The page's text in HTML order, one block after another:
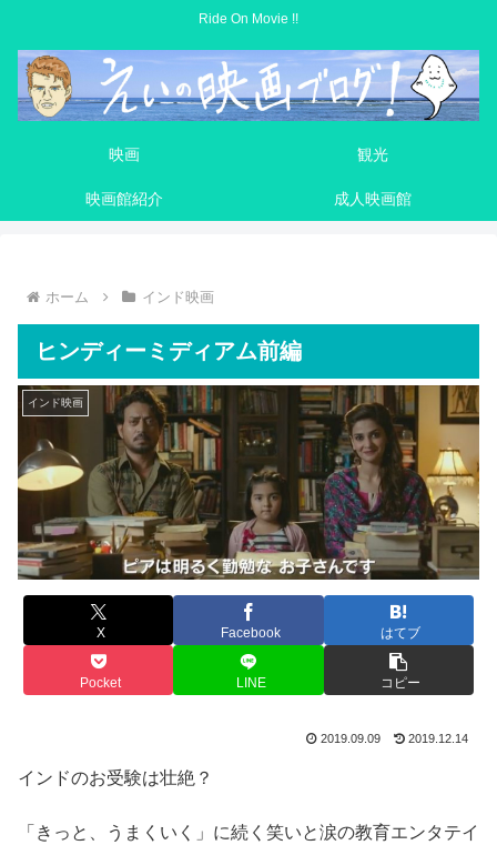
Ride On Movie !!
映画 観光
映画館紹介 成人映画館
ホーム インド映画
ヒンディーミディアム前編
インド映画
X Facebook はてブ
Pocket LINE コピー
2019.09.09 2019.12.14
インドのお受験は壮絶？
「きっと、うまくいく」に続く笑いと涙の教育エンタテイ